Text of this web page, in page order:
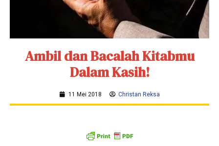
Ambil dan Bacalah Kitabmu
Dalam Kasih!
11 Mei 2018 Christan Reksa